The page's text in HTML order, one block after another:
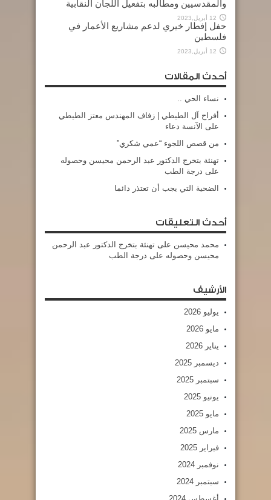
والمقدسيين ومطالبه بتفعيل اللجان النقابية
12 أبريل,2023
حفل إفطار خيري لدعم مشاريع الأعمار في
فلسطين
12 أبريل,2023
أحدث المقالات
نساء الحي ..
أفراح آل الطيطي | زفاف المهندس معتز الطيطي
على الآنسة دعاء
من قصص اللجوء “عمي شكري”
تهنئة بتخرج الدكتور عبد الرحمن محيسن وحصوله
على درجة الطب
الضحية التي يجب أن تعتذر دائما
أحدث التعليقات
محمد محيسن على تهنئة بتخرج الدكتور عبد الرحمن
محيسن وحصوله على درجة الطب
الأرشيف
يوليو 2026
مايو 2026
يناير 2026
ديسمبر 2025
سبتمبر 2025
يونيو 2025
مايو 2025
مارس 2025
فبراير 2025
نوفمبر 2024
سبتمبر 2024